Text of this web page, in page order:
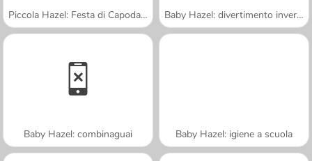
Piccola Hazel: Festa di Capodanno Baby Hazel: divertimento invernale
Baby Hazel: combinaguai Baby Hazel: igiene a scuola